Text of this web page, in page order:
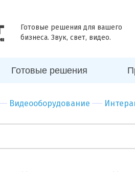
Готовые решения для вашего
бизнеса. Звук, свет, видео.
Готовые решения
Видеооборудование
Ресторан
Гостиница
Бутик
Салон красоты